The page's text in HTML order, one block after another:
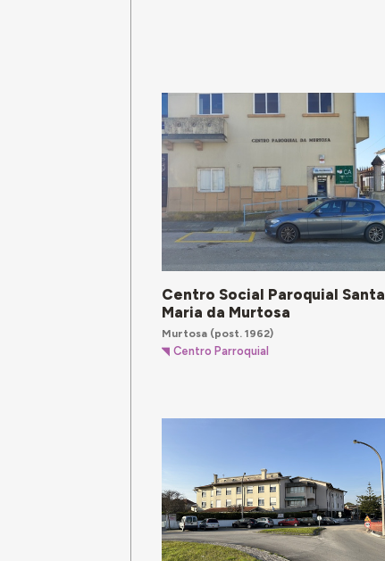
Centro Social Paroquial Santa
Maria da Murtosa
Murtosa (post. 1962)
Centro Parroquial